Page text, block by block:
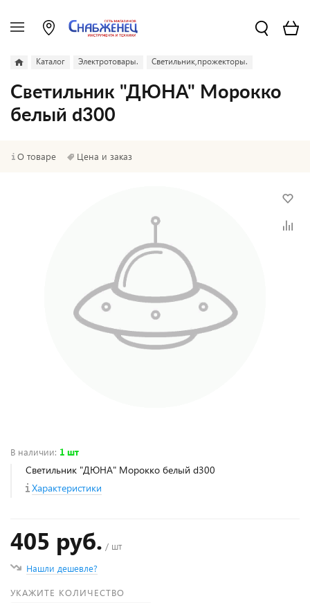
Каталог Электротовары. Светильник,прожекторы.
Светильник "ДЮНА" Морокко
белый d300
О товаре Цена и заказ
В наличии: 1 шт
Светильник "ДЮНА" Морокко белый d300
Характеристики
405 руб. / шт
Нашли дешевле?
УКАЖИТЕ КОЛИЧЕСТВО